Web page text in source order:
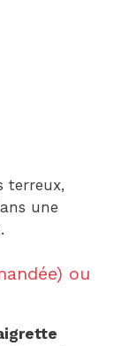
terreux,
une
ou